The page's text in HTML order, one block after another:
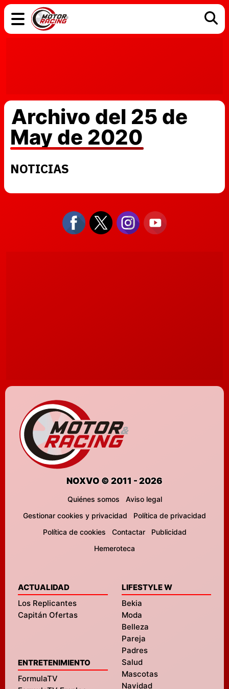
Archivo del 25 de
May de 2020
NOTICIAS
NOXVO © 2011 - 2026
Quiénes somos
Aviso legal
Gestionar cookies y privacidad
Política de privacidad
Política de cookies
Contactar
Publicidad
Hemeroteca
ACTUALIDAD
Los Replicantes
Capitán Ofertas
ENTRETENIMIENTO
FormulaTV
LIFESTYLE W
Bekia
Moda
Belleza
Pareja
Padres
Salud
Mascotas
Navidad